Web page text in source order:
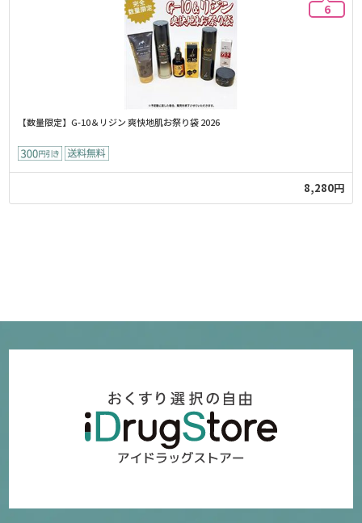
6
【数量限定】G-10＆リジン 爽快地肌お祭り袋 2026
8,280円